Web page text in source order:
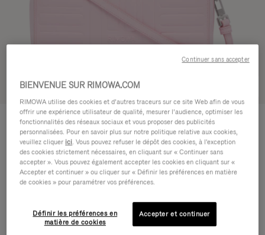
GROOVE - CUIR
Petit Sac bandoulière
Couleur Rose
BIENVENUE SUR RIMOWA.COM
RIMOWA utilise des cookies et d’autres traceurs sur ce site Web afin de vous
offrir une expérience utilisateur de qualité, mesurer l’audience, optimiser les
fonctionnalités des réseaux sociaux et vous proposer des publicités
personnalisées. Pour en savoir plus sur notre politique relative aux cookies,
veuillez cliquer ici. Vous pouvez refuser le dépôt des cookies, à l'exception
des cookies strictement nécessaires, en cliquant sur « Continuer sans
accepter ». Vous pouvez également accepter les cookies en cliquant sur «
Accepter et continuer » ou cliquer sur « Définir les préférences en matière
de cookies » pour paramétrer vos préférences.
Définir les préférences en
matière de cookies
Accepter et continuer
Continuer sans accepter